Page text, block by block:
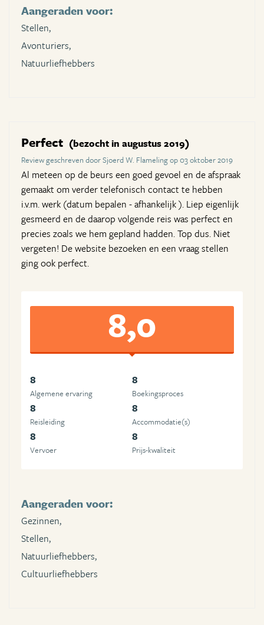
Aangeraden voor:
Stellen,
Avonturiers,
Natuurliefhebbers
Perfect (bezocht in augustus 2019)
Review geschreven door Sjoerd W. Flameling op 03 oktober 2019
Al meteen op de beurs een goed gevoel en de afspraak
gemaakt om verder telefonisch contact te hebben
i.v.m. werk (datum bepalen - afhankelijk ). Liep eigenlijk
gesmeerd en de daarop volgende reis was perfect en
precies zoals we hem gepland hadden. Top dus. Niet
vergeten! De website bezoeken en een vraag stellen
ging ook perfect.
8,0
8
Algemene ervaring
8
Boekingsproces
8
Reisleiding
8
Accommodatie(s)
8
Vervoer
8
Prijs-kwaliteit
Aangeraden voor:
Gezinnen,
Stellen,
Natuurliefhebbers,
Cultuurliefhebbers